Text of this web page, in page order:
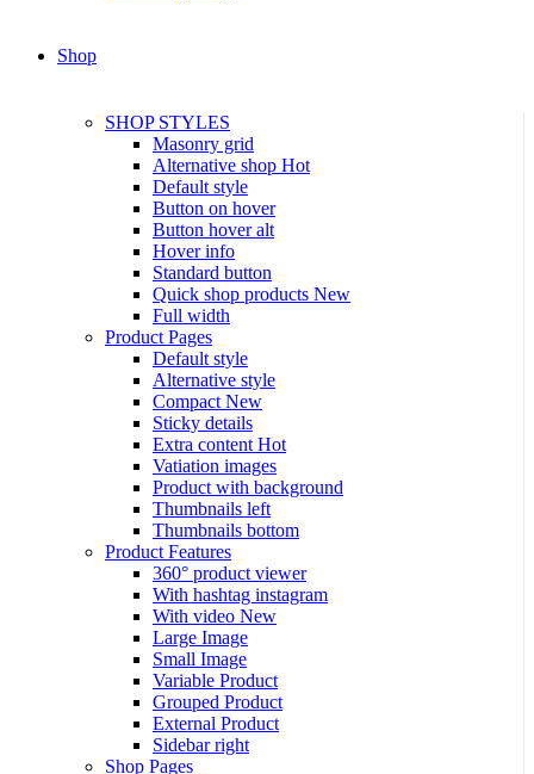
Shop
SHOP STYLES
Masonry grid
Alternative shop Hot
Default style
Button on hover
Button hover alt
Hover info
Standard button
Quick shop products New
Full width
Product Pages
Default style
Alternative style
Compact New
Sticky details
Extra content Hot
Vatiation images
Product with background
Thumbnails left
Thumbnails bottom
Product Features
360° product viewer
With hashtag instagram
With video New
Large Image
Small Image
Variable Product
Grouped Product
External Product
Sidebar right
Shop Pages